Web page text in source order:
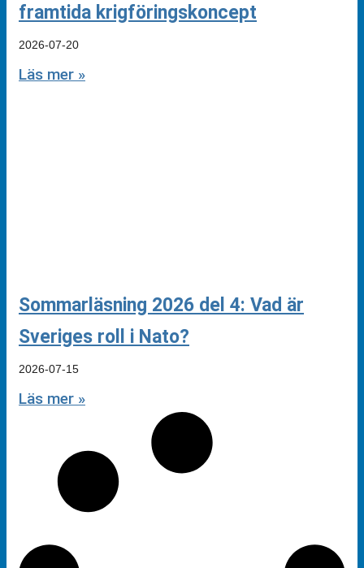
framtida krigföringskoncept
2026-07-20
Läs mer »
Sommarläsning 2026 del 4: Vad är
Sveriges roll i Nato?
2026-07-15
Läs mer »